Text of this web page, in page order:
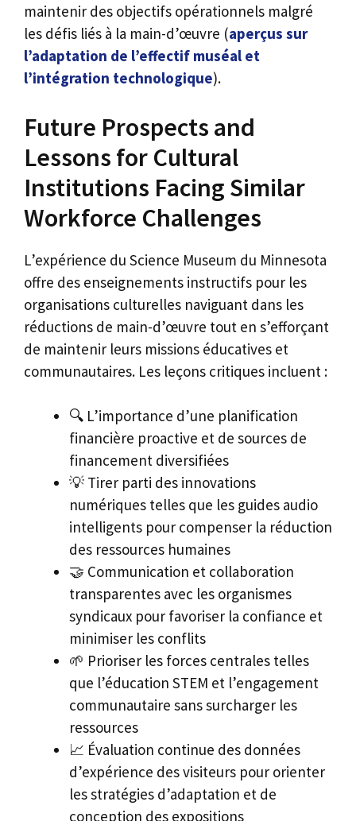
maintenir des objectifs opérationnels malgré
les défis liés à la main-d’œuvre (aperçus sur
l’adaptation de l’effectif muséal et
l’intégration technologique).
Future Prospects and
Lessons for Cultural
Institutions Facing Similar
Workforce Challenges
L’expérience du Science Museum du Minnesota
offre des enseignements instructifs pour les
organisations culturelles naviguant dans les
réductions de main-d’œuvre tout en s’efforçant
de maintenir leurs missions éducatives et
communautaires. Les leçons critiques incluent :
🔍 L’importance d’une planification
financière proactive et de sources de
financement diversifiées
💡 Tirer parti des innovations
numériques telles que les guides audio
intelligents pour compenser la réduction
des ressources humaines
🤝 Communication et collaboration
transparentes avec les organismes
syndicaux pour favoriser la confiance et
minimiser les conflits
🌱 Prioriser les forces centrales telles
que l’éducation STEM et l’engagement
communautaire sans surcharger les
ressources
📈 Évaluation continue des données
d’expérience des visiteurs pour orienter
les stratégies d’adaptation et de
conception des expositions